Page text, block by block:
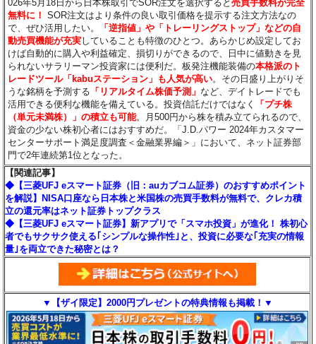
026年5月18日から日本株取引でSOR注文を選択すると売買手数料が完全
無料に！ SOR注文はより条件の良い取引価格を提示する注文方法なの
で、ぜひ活用したい。
「逆指値」や「トレーリングストップ」などの自
動売買機能が充実していることも特徴のひとつ。あらかじめ設定してお
けば自動的に購入や利益確定、損切りができるので、日中に値動きを見
られないサラリーマン投資家には便利だ。板発注機能装備の本格派のト
レードツール「kabuステーション」も人気が高い。その日盛り上がりそ
うな銘柄を予測する 「リアルタイム株価予測」 など、デイトレードでも
活用できる便利な機能を備えている。投資信託だけではなく
「プチ株
（単元未満株）」の積立も可能。月500円から株を積み立てられるので、
資金の少ない株初心者にはおすすめだ。「J.D.パワー 2024年カスタマー
センターサポート満足度調査＜金融業界編＞」において、ネット証券部
門で2年連続第1位となった。
【関連記事】
◆【三菱UFJ eスマート証券（旧：auカブコム証券）のおすすめポイント
を解説】NISA口座なら日本株と米国株の売買手数料が無料で、クレカ積
立の還元率はネット証券トップクラス
◆【三菱UFJ eスマート証券】新アプリで「スマホ投資」が進化！ 株初心
者でもサクサク使える｢シンプルな操作性｣と、投資に必要な｢充実の情報
量｣を両立できた秘密とは？
▼【ザイ限定】2000円プレゼントの特典情報も掲載！▼